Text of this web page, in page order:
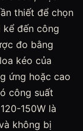
thiết để chọn
đến công
đo bằng
kéo của
ứng hoặc cao
công suất
150W là
không bị